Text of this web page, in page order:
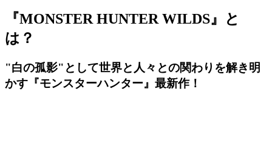
『MONSTER HUNTER WILDS』と
は？
"白の孤影"として世界と人々との関わりを解き明
かす『モンスターハンター』最新作！